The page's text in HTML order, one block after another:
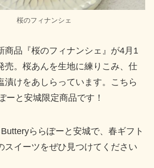
桜のフィナンシェ
商品『桜のフィナンシェ』が4月1
売。桜あんを生地に練りこみ、仕
漬けをあしらっています。こちら
ーと安城限定商品です！
ららぽーと安城で、春ギフト
スイーツをぜひ見つけてください